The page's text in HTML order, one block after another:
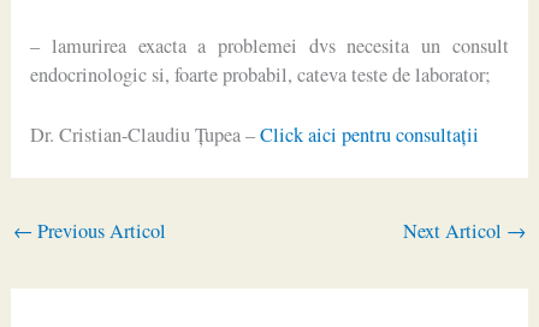
– lamurirea exacta a problemei dvs necesita un consult
endocrinologic si, foarte probabil, cateva teste de laborator;
Dr. Cristian-Claudiu Ţupea –Click aici pentru consultaţii
← Previous Articol Next Articol →